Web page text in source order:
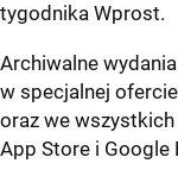
tygodnika Wprost.
Archiwalne
w specjalnej ofercie
oraz we
App Store i Google